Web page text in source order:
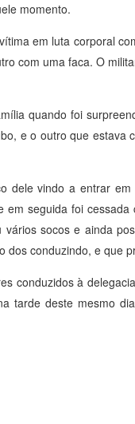
momento.
em luta corporal
com uma faca. O
quando foi
e o outro que estava
dele vindo a entrar
seguida foi
socos e ainda
conduzindo, e que
conduzidos à
tarde deste mesmo